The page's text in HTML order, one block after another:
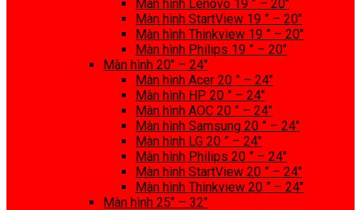
Màn hình Lenovo 19 ” – 20″
Màn hình StartView 19 ” – 20″
Màn hình Thinkview 19 ” – 20″
Màn hình Philips 19 ” – 20″
Màn hình 20″ – 24″
Màn hình Acer 20 ” – 24″
Màn hình HP 20 ” – 24″
Màn hình AOC 20 ” – 24″
Màn hình Samsung 20 ” – 24″
Màn hình LG 20 ” – 24″
Màn hình Philips 20 ” – 24″
Màn hình StartView 20 ” – 24″
Màn hình Thinkview 20 ” – 24″
Màn hình 25″ – 32″